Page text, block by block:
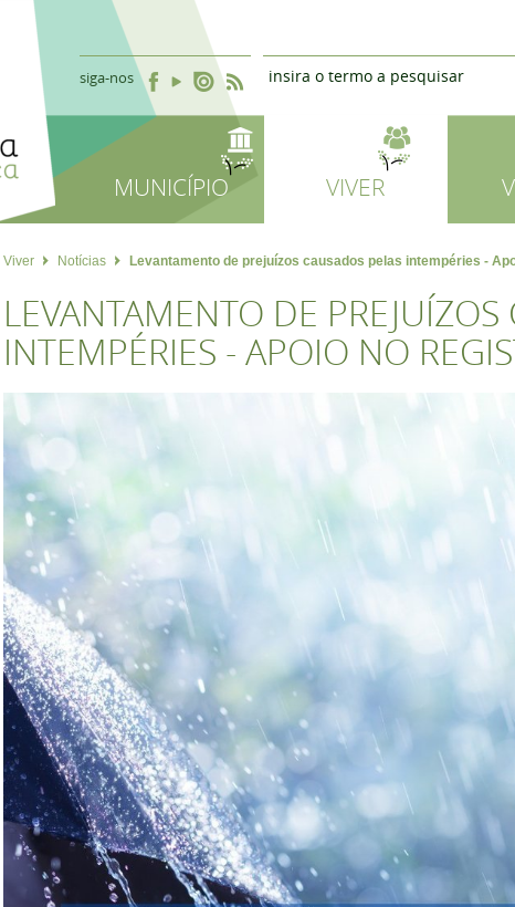
siga-nos
MUNICÍPIO VIVER
Viver Notícias Levantamento de prejuízos causados pelas intempéries -
LEVANTAMENTO DE
INTEMPÉRIES - APOIO NO